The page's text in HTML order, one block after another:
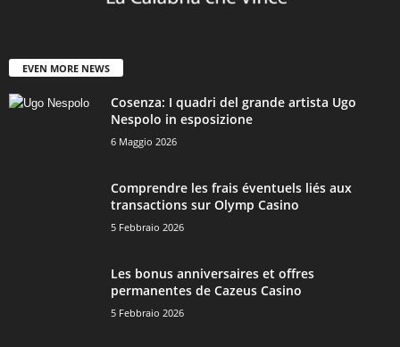
EVEN MORE NEWS
Cosenza: I quadri del grande artista Ugo
Nespolo in esposizione
6 Maggio 2026
Comprendre les frais éventuels liés aux
transactions sur Olymp Casino
5 Febbraio 2026
Les bonus anniversaires et offres
permanentes de Cazeus Casino
5 Febbraio 2026